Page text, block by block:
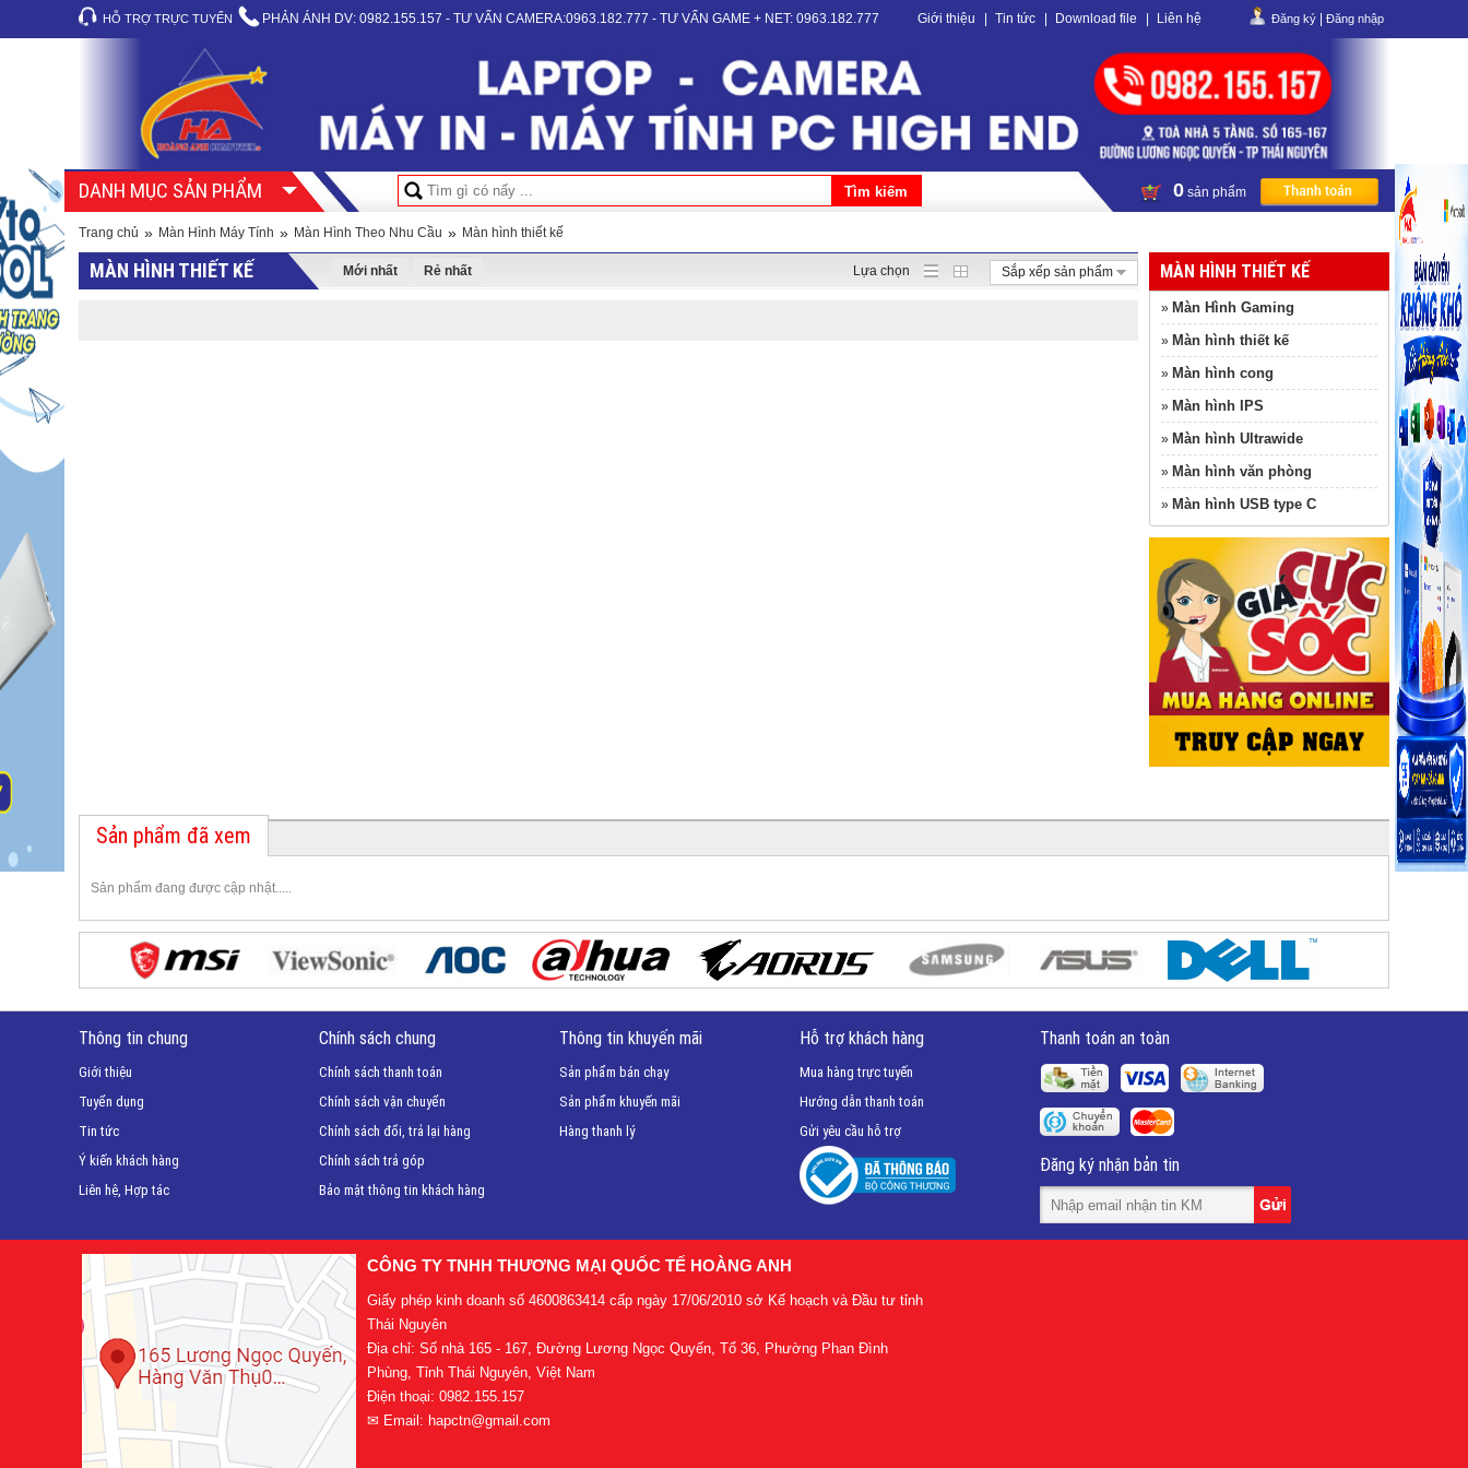
HỖ TRỢ TRỰC TUYẾN PHẢN ÁNH DV: 0982.155.157 - TƯ VẤN CAMERA:0963.182.777 - TƯ VẤN GAME + NET: 0963.182.777 Giới thiệu Tin tức Download file Liên hệ Đăng ký Đăng nhập
DANH MỤC SẢN PHẨM 0 sản phẩm
Trang chủ » Màn Hình Máy Tính » Màn Hình Theo Nhu Cầu » Màn hình thiết kế
MÀN HÌNH THIẾT KẾ Mới nhất Rẻ nhất Sắp xếp sản phẩm
Lựa chọn MÀN HÌNH THIẾT KẾ
» Màn Hình Gaming
» Màn hình thiết kế
» Màn hình cong
» Màn hình IPS
» Màn hình Ultrawide
» Màn hình văn phòng
» Màn hình USB type C
Sản phẩm đã xem
Sản phẩm đang được cập nhật.....
Thông tin chung
Giới thiệu
Tuyển dụng
Tin tức
Ý kiến khách hàng
Liên hệ, Hợp tác
Chính sách chung
Chính sách thanh toán
Chính sách vận chuyển
Chính sách đổi, trả lại hàng
Chính sách trả góp
Bảo mật thông tin khách hàng
Thông tin khuyến mãi
Sản phẩm bán chạy
Sản phẩm khuyến mãi
Hàng thanh lý
Hỗ trợ khách hàng
Mua hàng trực tuyến
Hướng dẫn thanh toán
Gửi yêu cầu hỗ trợ
Thanh toán an toàn
Đăng ký nhận bản tin
CÔNG TY TNHH THƯƠNG MẠI QUỐC TẾ HOÀNG ANH
Giấy phép kinh doanh số 4600863414 cấp ngày 17/06/2010 sở Kế hoạch và Đầu tư tỉnh
Thái Nguyên
Địa chỉ: Số nhà 165 - 167, Đường Lương Ngọc Quyến, Tổ 36, Phường Phan Đình
Phùng, Tỉnh Thái Nguyên, Việt Nam
Điện thoại: 0982.155.157
✉ Email: hapctn@gmail.com